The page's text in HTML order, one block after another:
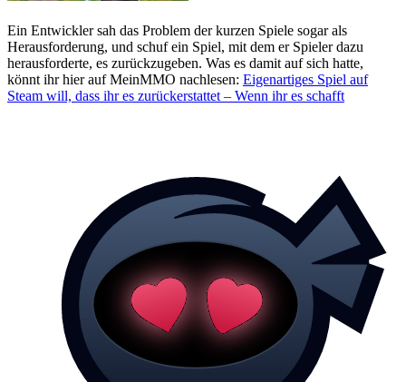
Ein Entwickler sah das Problem der kurzen Spiele sogar als
Herausforderung, und schuf ein Spiel, mit dem er Spieler dazu
herausforderte, es zurückzugeben. Was es damit auf sich hatte,
könnt ihr hier auf MeinMMO nachlesen: Eigenartiges Spiel auf
Steam will, dass ihr es zurückerstattet – Wenn ihr es schafft